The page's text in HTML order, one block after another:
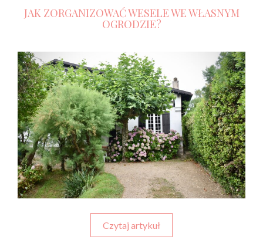
JAK ZORGANIZOWAĆ WESELE WE WŁASNYM
OGRODZIE?